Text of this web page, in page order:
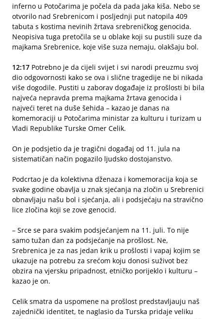
inferno u Potočarima je počela da pada jaka kiša. Nebo se
otvorilo nad Srebrenicom i posljednji put natopila 409
tabuta s kostima nevinih žrtava srebreničkog genocida.
Neopisiva tuga pretočila se u oblake koji su pustili suze da
majkama Srebrenice, koje više suza nemaju, olakšaju bol.
12:17 Potrebno je da cijeli svijet i svi narodi preuzmu svoj
dio odgovornosti kako se ova i slične tragedije ne bi nikada
više dogodile. Pustiti u zaborav događaje iz prošlosti bi bila
najveća nepravda prema majkama žrtava genocida i
najveći teret na duše šehida – kazao je danas na
komemoraciji u Potočarima ministar za kulturu i turizam u
Vladi Republike Turske Omer Celik.
On je podsjetio da je tragični događaj od 11. jula na
sistematičan način pogazilo ljudsko dostojanstvo.
Podcrtao je da kolektivna dženaza i komemoracija koja se
svake godine obavlja u znak sjećanja na zločin u Srebrenici
obnavljaju našu bol i sjećanja, ali i podsjećaju na stravično
lice zločina koji se zove genocid.
– Srce se para svakim podsjećanjem na 11. juli. To nije
samo tužan dan za podsjećanje na prošlost. Ne,
Srebrenica je za nas jedan krik u prošlosti i vapaj kojim se
ukazuje na potrebu za srećom koju donosi suživot bez
obzira na vjersku pripadnost, etničko porijeklo i kulturu –
kazao je on.
Celik smatra da uspomene na prošlost predstavljauju naš
zajednički identitet, te naglasio da Turska pridaje veliku